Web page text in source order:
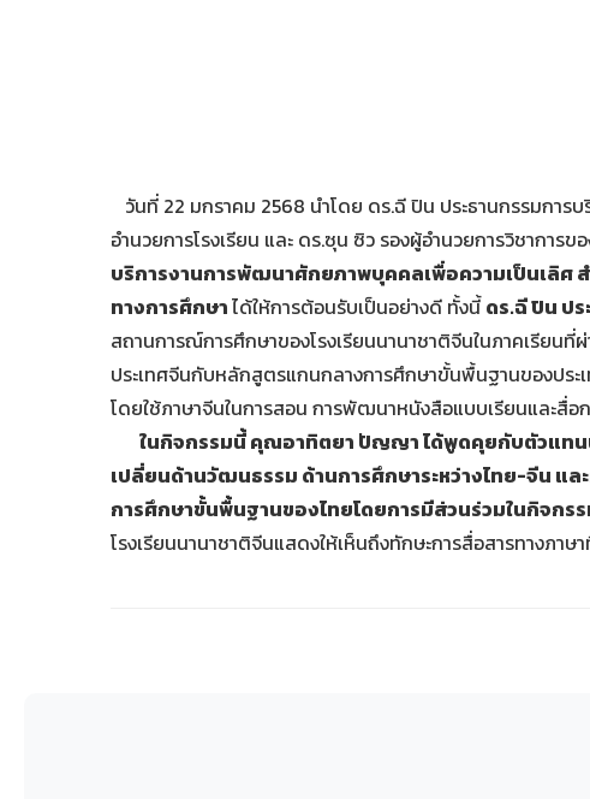
วันที่ 22 มกราคม 2568 นำโดย ดร.ฉี ปิน ประธานกรรมกา
อำนวยการโรงเรียน และ ดร.ซุน ซิว รองผู้อำนวยการวิชาการ
บริการงานการพัฒนาศักยภาพบุคคลเพื่อความเป็นเลิศ
ทางการศึกษาได้ให้การต้อนรับเป็นอย่างดี ทั้งนี้ดร.ฉี ปิน ป
สถานการณ์การศึกษาของโรงเรียนนานาชาติจีนในภาคเรีย
ประเทศจีนกับหลักสูตรแกนกลางการศึกษาขั้นพื้นฐานของประ
โดยใช้ภาษาจีนในการสอน การพัฒนาหนังสือแบบเรียนและสื่อ
ในกิจกรรมนี้ คุณอาทิตยา ปัญญา ได้พูดคุยกับตัวแทนนั
เปลี่ยนด้านวัฒนธรรม ด้านการศึกษาระหว่างไทย-จีน แ
การศึกษาขั้นพื้นฐานของไทยโดยการมีส่วนร่วมในกิจกร
โรงเรียนนานาชาติจีนแสดงให้เห็นถึงทักษะการสื่อสารทางภ